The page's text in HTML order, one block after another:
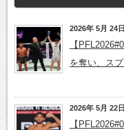
2026年 5月 24日
【
を奪い、ス
2026年 5月 22日
【